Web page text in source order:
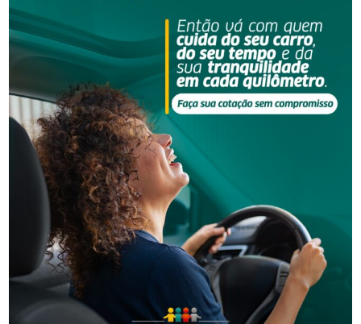
Segurança
Golpe do falso advogado em Urussanga deixa vítima
com prejuízo de R$ 51 mil